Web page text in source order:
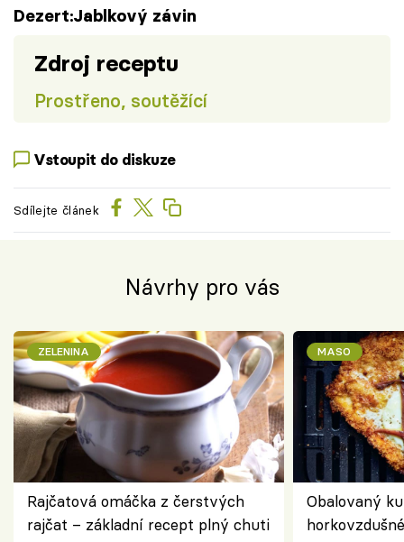
Dezert:Jablkový závin
Zdroj receptu
Prostřeno, soutěžící
Vstoupit do diskuze
Sdílejte článek
Návrhy pro vás
ZELENINA
Rajčatová omáčka z čerstvých
rajčat – základní recept plný chuti
MASO
Obalovaný